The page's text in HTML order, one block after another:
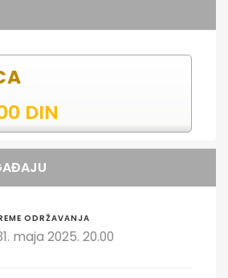
DIN
ODRŽAVANJA
maja 2025. 20.00